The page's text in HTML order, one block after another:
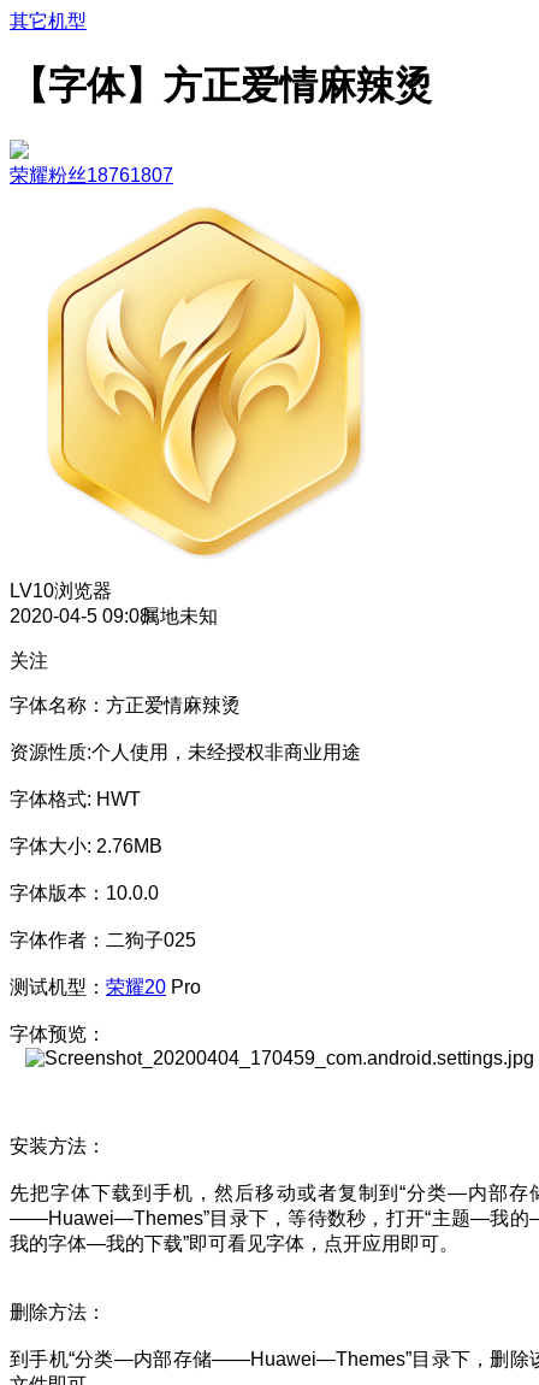
其它机型
【字体】方正爱情麻辣烫
荣耀粉丝18761807
LV10浏览器
2020-04-5 09:08属地未知
关注
字体名称：方正爱情麻辣烫
资源性质:个人使用，未经授权非商业用途
字体格式: HWT
字体大小: 2.76MB
字体版本：10.0.0
字体作者：二狗子025
测试机型： 荣耀20 Pro
字体预览：
安装方法：
先把字体下载到手机，然后移动或者复制到“分类—内部存
——Huawei—Themes”目录下，等待数秒，打开“主题—我
我的字体—我的下载”即可看见字体，点开应用即可。
删除方法：
到手机“分类—内部存储——Huawei—Themes”目录下，删除